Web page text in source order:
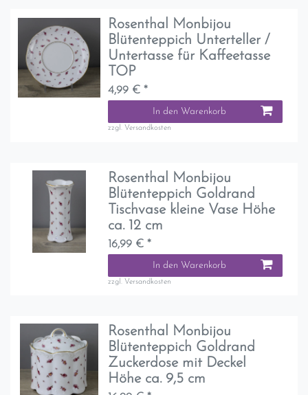
Rosenthal Monbijou
Blütenteppich Unterteller /
Untertasse für Kaffeetasse
TOP
4,99 € *
In den Warenkorb
zzgl. Versandkosten
Rosenthal Monbijou
Blütenteppich Goldrand
Tischvase kleine Vase Höhe
ca. 12 cm
16,99 € *
In den Warenkorb
zzgl. Versandkosten
Rosenthal Monbijou
Blütenteppich Goldrand
Zuckerdose mit Deckel
Höhe ca. 9,5 cm